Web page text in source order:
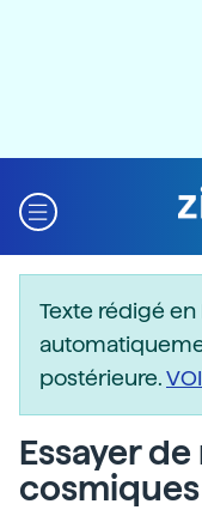
Texte rédigé
postérieure.
Essayer
cosmiques